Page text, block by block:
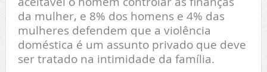
da mulher, e 8% dos homens e 4% das
mulheres defendem que a violência
doméstica é um assunto privado que deve
ser tratado na intimidade da família.